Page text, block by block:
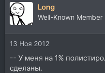
т
е
м
а
ч
а
Long
Well-Known Member
13 Ноя 2012
-- У меня на 1%
сделаны.